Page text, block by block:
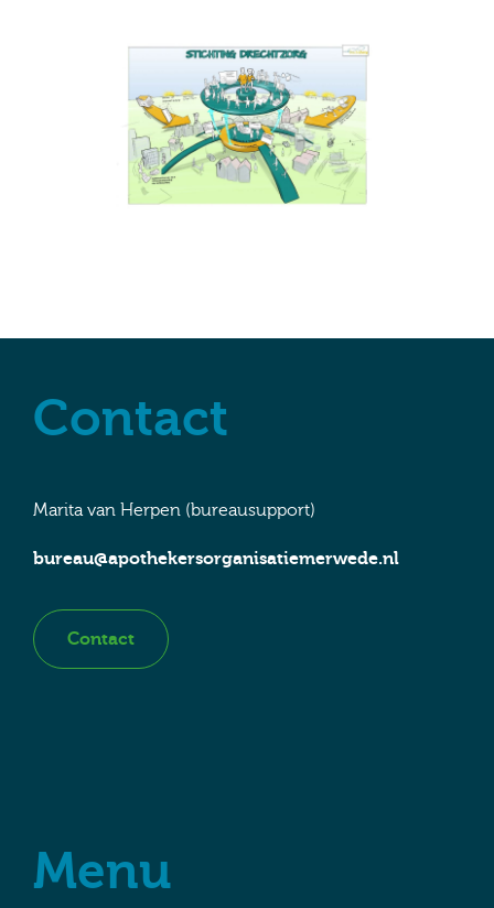
Contact
Marita van Herpen (bureausupport)
bureau@apothekersorganisatiemerwede.nl
Contact
Menu